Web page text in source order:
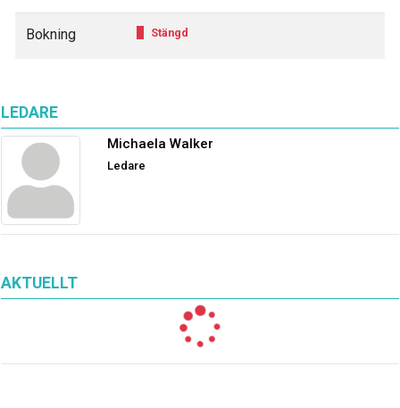
LEDARE
Michaela Walker
Ledare
AKTUELLT
Bokning Stängd